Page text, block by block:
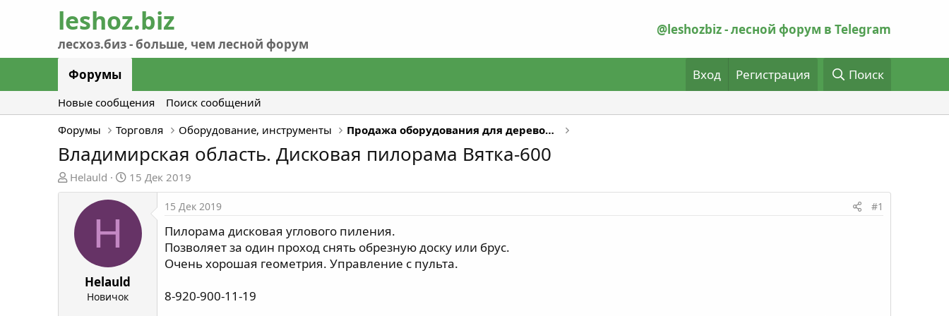
@leshozbiz - лесной форум в Telegram
Форумы Вход Регистрация Поиск
Новые сообщения
Поиск сообщений
Форумы
Торговля Оборудование, инструменты Продажа оборудования для деревообработки
Владимирская область. Дисковая пилорама Вятка-600
А
в
о
р
Helauld
Д
а
т
а
15 Дек 2019
H
Helauld
Новичок
15 Дек 2019 #1
Пилорама дисковая углового пиления.
Позволяет за один проход снять обрезную доску или брус.
Очень хорошая геометрия. Управление с пульта.
8-920-900-11-19